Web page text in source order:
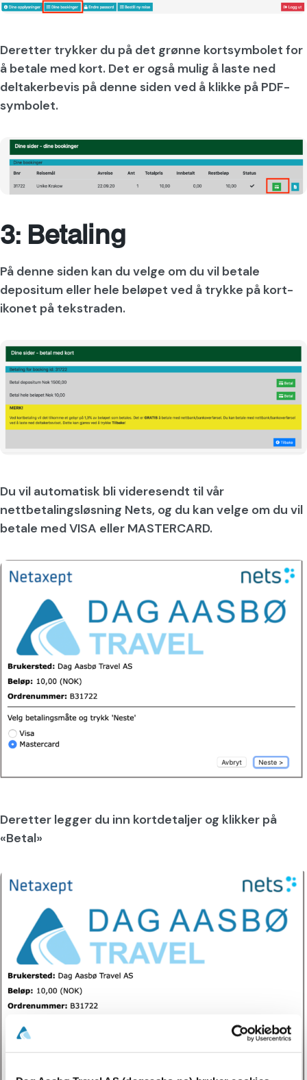
Deretter trykker du på det grønne kortsymbolet for
å betale med kort. Det er også mulig å laste ned
deltakerbevis på denne siden ved å klikke på PDF-
symbolet.
3: Betaling
På denne siden kan du velge om du vil betale
depositum eller hele beløpet ved å trykke på kort-
ikonet på tekstraden.
Du vil automatisk bli videresendt til vår
nettbetalingsløsning Nets, og du kan velge om du vil
betale med VISA eller MASTERCARD.
Deretter legger du inn kortdetaljer og klikker på
«Betal»